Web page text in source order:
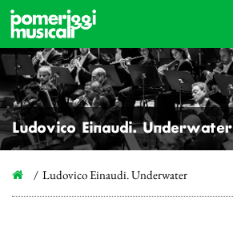
Ludovico Einaudi. Underwater
Ludovico Einaudi. Underwater